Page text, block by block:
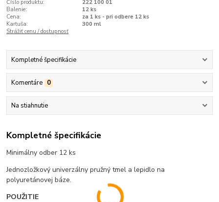
Číslo produktu:
222 100 01
Balenie:
12 ks
Cena:
za 1 ks - pri odbere 12 ks
Kartuša:
300 ml
Strážiť cenu / dostupnosť
Kompletné špecifikácie
Komentáre 0
Na stiahnutie
Kompletné špecifikácie
Minimálny odber 12 ks
Jednozložkový univerzálny pružný tmel a lepidlo na
polyuretánovej báze.
POUŽITIE